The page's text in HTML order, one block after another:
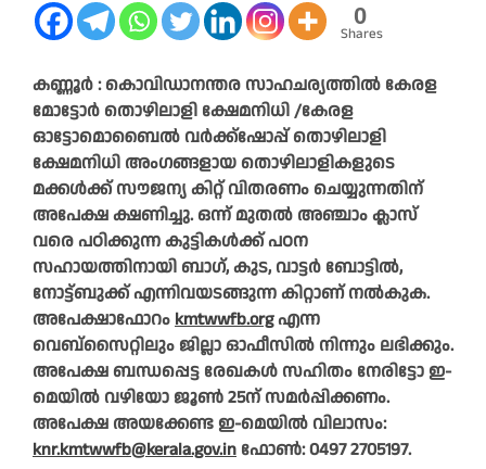
0
Shares
കണ്ണൂർ : കൊവിഡാനന്തര സാഹചര്യത്തിൽ കേരള
മോട്ടോർ തൊഴിലാളി ക്ഷേമനിധി /കേരള
ഓട്ടോമൊബൈൽ വർക്ക്‌ഷോപ്പ് തൊഴിലാളി
ക്ഷേമനിധി അംഗങ്ങളായ തൊഴിലാളികളുടെ
മക്കൾക്ക് സൗജന്യ കിറ്റ് വിതരണം ചെയ്യുന്നതിന്
അപേക്ഷ ക്ഷണിച്ചു. ഒന്ന് മുതൽ അഞ്ചാം ക്ലാസ്
വരെ പഠിക്കുന്ന കുട്ടികൾക്ക് പഠന
സഹായത്തിനായി ബാഗ്, കുട, വാട്ടർ ബോട്ടിൽ,
നോട്ട്ബുക്ക് എന്നിവയടങ്ങുന്ന കിറ്റാണ് നൽകുക.
അപേക്ഷാഫോറംkmtwwfb.orgഎന്ന
വെബ്‌സൈറ്റിലും ജില്ലാ ഓഫീസിൽ നിന്നും ലഭിക്കും.
അപേക്ഷ ബന്ധപ്പെട്ട രേഖകൾ സഹിതം നേരിട്ടോ ഇ-
മെയിൽ വഴിയോ ജൂൺ 25ന് സമർപ്പിക്കണം.
അപേക്ഷ അയക്കേണ്ട ഇ-മെയിൽ വിലാസം:
knr.kmtwwfb@kerala.gov.in ഫോൺ: 0497 2705197.